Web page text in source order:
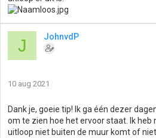
J JohnvdP
10 aug 2021
Dank je, goeie tip! Ik ga één dezer
om te zien hoe het ervoor staat. Ik heb
uitloop niet buiten de muur komt of